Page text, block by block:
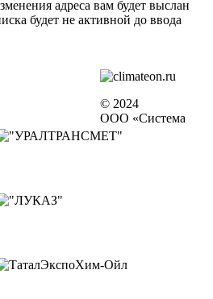
адреса вам будет выслан
будет не активной до ввода
© 2024
ООО «Система